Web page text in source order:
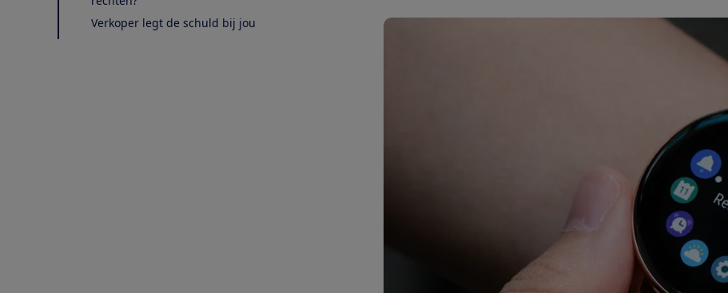
Verkoper legt de schuld bij jou